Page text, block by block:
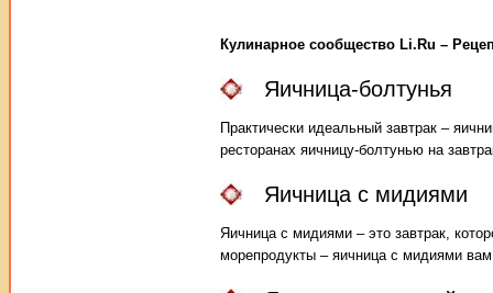
Кулинарное сообщество Li.Ru –
Яичница-болтунья
Практически идеальный завтрак –
ресторанах яичницу-болтунью на
Яичница с мидиями
Яичница с мидиями – это завтрак,
морепродукты – яичница с мидиями вам